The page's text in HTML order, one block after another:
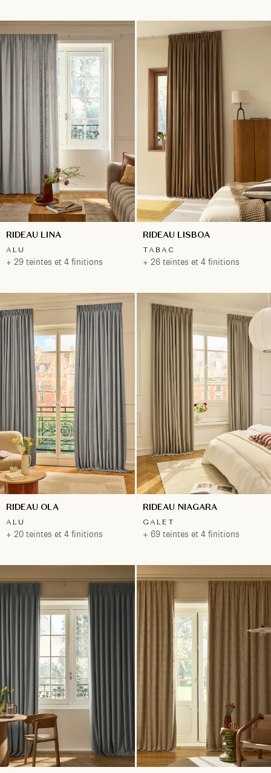
RIDEAU LINA
ALU
+ 29 teintes et 4 finitions
RIDEAU LISBOA
TABAC
+ 26 teintes et 4 finitions
RIDEAU OLA
ALU
+ 20 teintes et 4 finitions
RIDEAU NIAGARA
GALET
+ 69 teintes et 4 finitions